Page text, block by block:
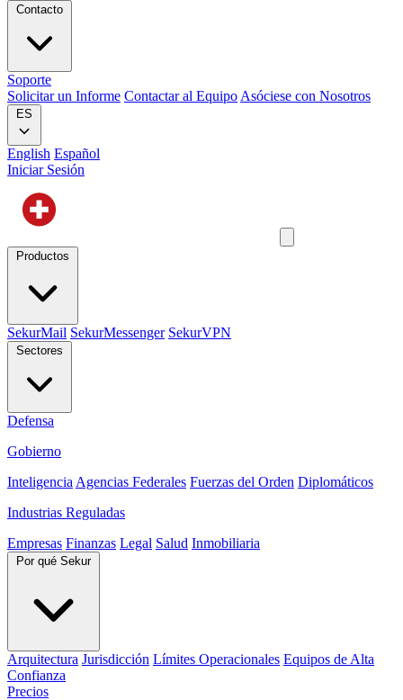
Contacto
Soporte
Solicitar un Informe Contactar al Equipo Asóciese con Nosotros
ES
English Español
Iniciar Sesión
Productos
SekurMail SekurMessenger SekurVPN
Sectores
Defensa
Gobierno
Inteligencia Agencias Federales Fuerzas del Orden Diplomáticos
Industrias Reguladas
Empresas Finanzas Legal Salud Inmobiliaria
Por qué Sekur
Arquitectura Jurisdicción Límites Operacionales Equipos de Alta
Confianza
Precios